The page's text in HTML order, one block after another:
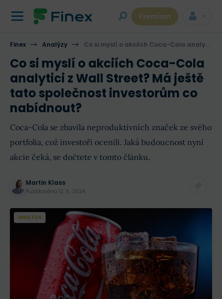
Premium
Finex Analýzy Co si myslí o akciích Coca-Cola analytici z Wall Street? Má ještě tato společnost investorům co nabídnout?
Co si myslí o akciích Coca-Cola
analytici z Wall Street? Má ještě
tato společnost investorům co
nabídnout?
Coca-Cola se zbavila neproduktivních značek ze svého
portfolia, což investoři ocenili. Jaká budoucnost nyní
akcie čeká, se dočtete v tomto článku.
Martin Klass
Publikováno 12. 5. 2024
ANALÝZA